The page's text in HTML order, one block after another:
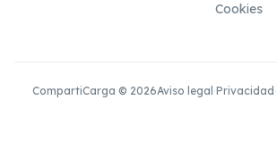
Cookies
CompartiCarga © 2026Aviso legal ·Privacidad ·